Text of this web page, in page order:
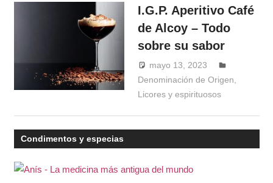
I.G.P. Aperitivo Café
de Alcoy – Todo
sobre su sabor
mayo 13, 2023
Denominación de Origen,
Licores y espirituosos
Condimentos y especias